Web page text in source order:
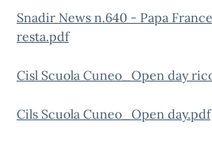
Snadir News n.640 - Papa
resta.pdf
Cisl Scuola Cuneo_Open day
Cils Scuola Cuneo_Open day.pdf